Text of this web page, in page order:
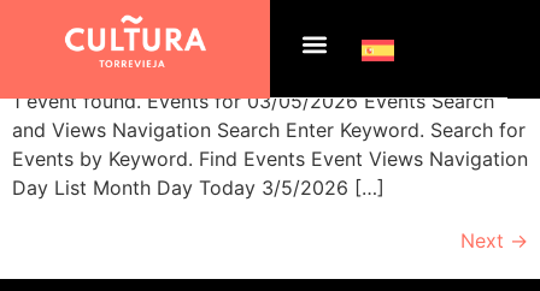
Archives: Events
1 event found. Events for 03/05/2026 Events Search
and Views Navigation Search Enter Keyword. Search for
Events by Keyword. Find Events Event Views Navigation
Day List Month Day Today 3/5/2026 […]
Next →